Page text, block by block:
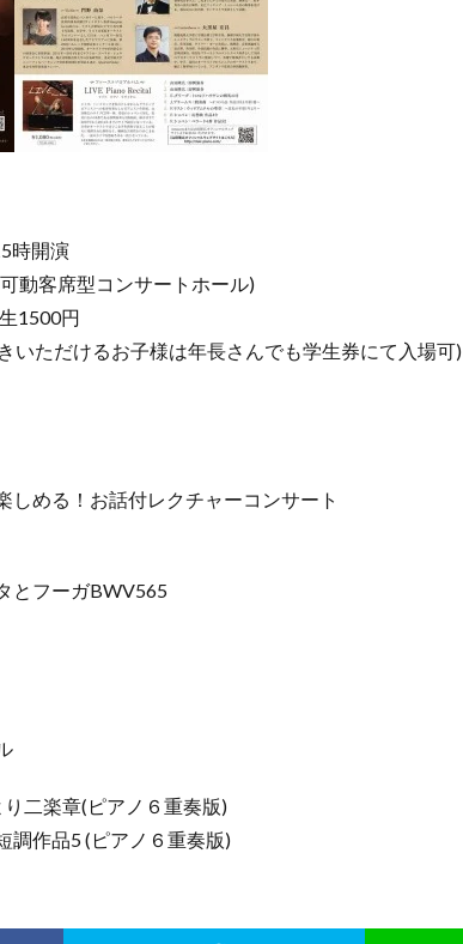
時開演
動客席型コンサートホール)
1500円
いただけるお子様は年長さんでも学生券にて入場可)
しめる！お話付レクチャーコンサート
とフーガBWV565
二楽章(ピアノ６重奏版)
調作品5 (ピアノ６重奏版)